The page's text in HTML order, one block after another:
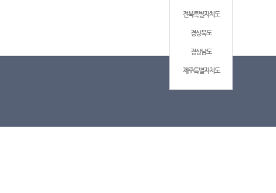
전북특별자치도
경상북도
경상남도
제주특별자치도